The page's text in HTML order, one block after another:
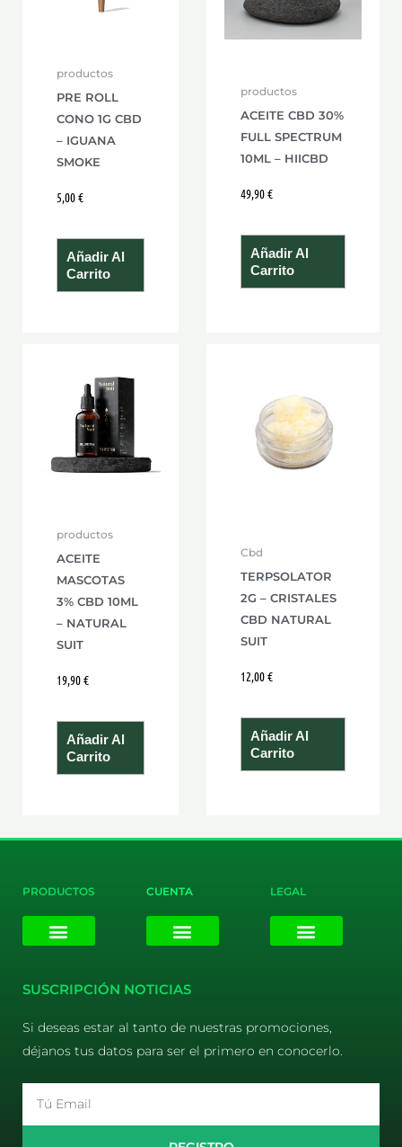
productos
PRE ROLL
CONO 1G CBD
– IGUANA
SMOKE
5,00€
Añadir Al
Carrito
productos
ACEITE CBD 30%
FULL SPECTRUM
10ML – HIICBD
49,90€
Añadir Al
Carrito
productos
ACEITE
MASCOTAS
3% CBD 10ML
– NATURAL
SUIT
19,90€
Añadir Al
Carrito
Cbd
TERPSOLATOR
2G – CRISTALES
CBD NATURAL
SUIT
12,00€
Añadir Al
Carrito
PRODUCTOS CUENTA LEGAL
SUSCRIPCIÓN NOTICIAS
Si deseas estar al tanto de nuestras promociones,
déjanos tus datos para ser el primero en conocerlo.